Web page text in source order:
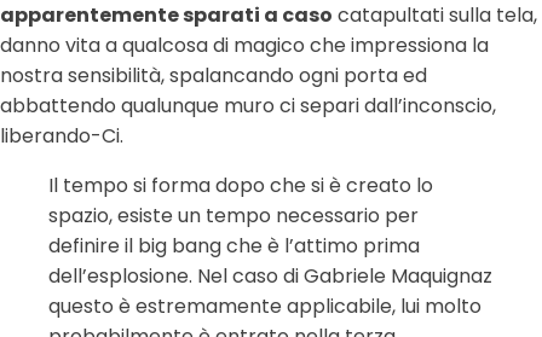
apparentemente sparati a caso catapultati sulla tela,
danno vita a qualcosa di magico che impressiona la
nostra sensibilità, spalancando ogni porta ed
abbattendo qualunque muro ci separi dall’inconscio,
liberando-Ci.
Il tempo si forma dopo che si è creato lo
spazio, esiste un tempo necessario per
definire il big bang che è l’attimo prima
dell’esplosione. Nel caso di Gabriele Maquignaz
questo è estremamente applicabile, lui molto